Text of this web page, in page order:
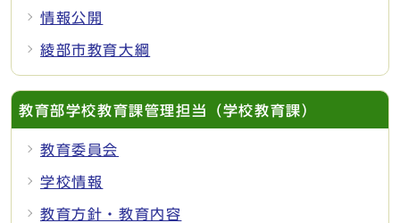
情報公開
綾部市教育大綱
教育部学校教育課管理担当（学校教育課）
教育委員会
学校情報
教育方針・教育内容